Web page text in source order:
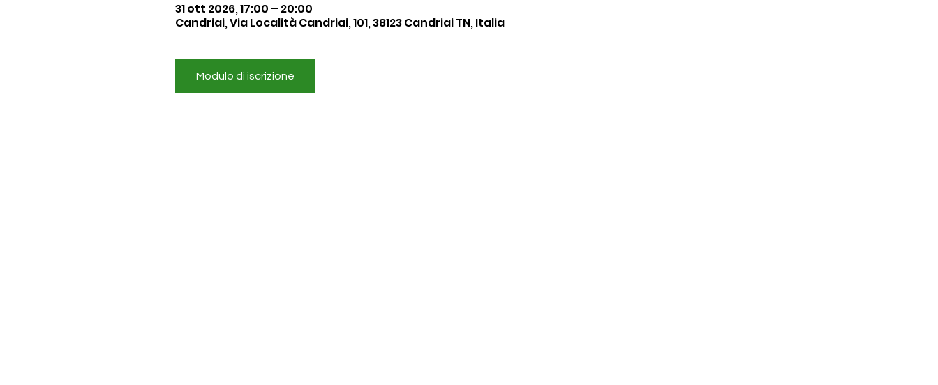
31 ott 2026, 17:00 – 20:00
Candriai, Via Località Candriai, 101, 38123 Candriai TN, Italia
Modulo di iscrizione